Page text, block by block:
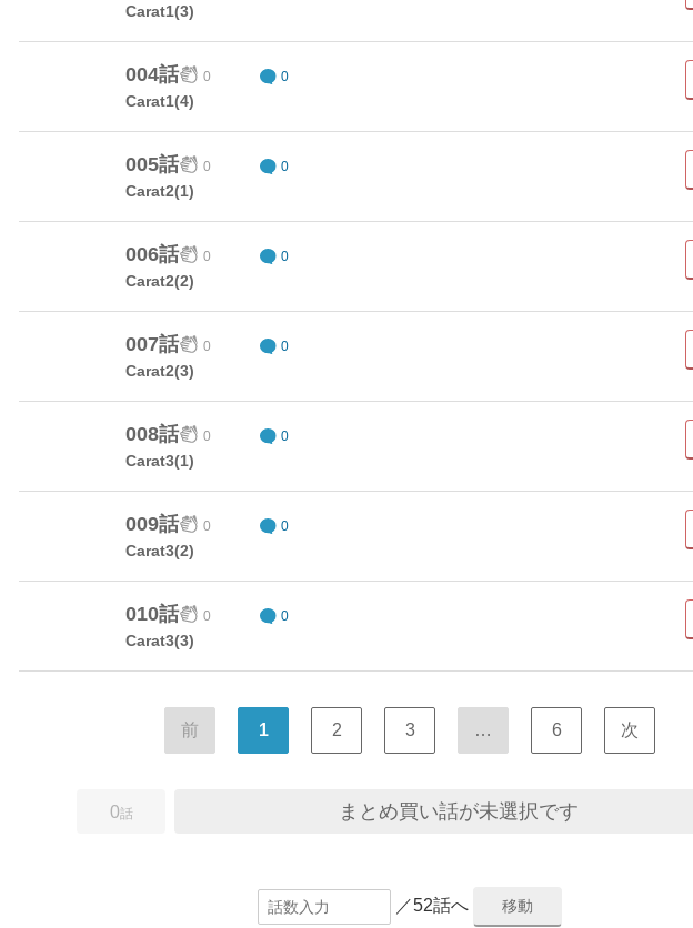
Carat1(3)
004話 0 0
Carat1(4)
005話 0 0
Carat2(1)
006話 0 0
Carat2(2)
007話 0 0
Carat2(3)
008話 0 0
Carat3(1)
009話 0 0
Carat3(2)
010話 0 0
Carat3(3)
前 1 2 3 … 6 次
0話 まとめ買い話が未選択です
／52話へ